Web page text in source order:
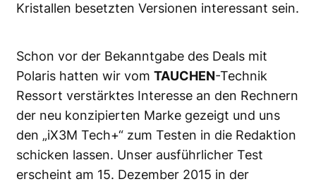
Kristallen besetzten Versionen interessant sein.
Schon vor der Bekanntgabe des Deals mit
Polaris hatten wir vom TAUCHEN-Technik
Ressort verstärktes Interesse an den Rechnern
der neu konzipierten Marke gezeigt und uns
den „iX3M Tech+“ zum Testen in die Redaktion
schicken lassen. Unser ausführlicher Test
erscheint am 15. Dezember 2015 in der